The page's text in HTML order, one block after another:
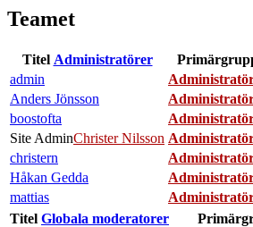
Teamet
Titel Administratörer
admin
Anders Jönsson
boostofta
Site AdminChrister Nilsson
christern
Håkan Gedda
mattias
Titel Globala moderatorer